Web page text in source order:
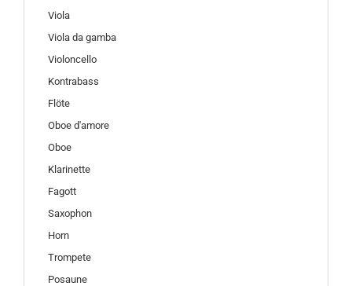
Viola
Viola da gamba
Violoncello
Kontrabass
Flöte
Oboe d'amore
Oboe
Klarinette
Fagott
Saxophon
Horn
Trompete
Posaune